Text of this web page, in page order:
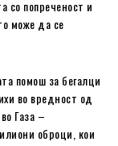
со попреченост и
може да се
помош за бегалци
во вредност од
Газа –
оброци, кои